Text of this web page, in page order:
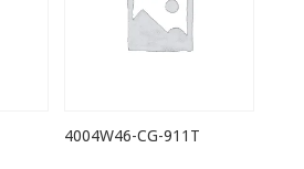
4004W46-CG-911T